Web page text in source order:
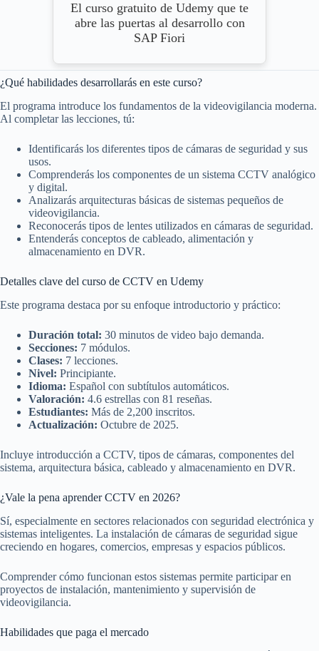
El curso gratuito de Udemy que te
abre las puertas al desarrollo con
SAP Fiori
¿Qué habilidades desarrollarás en este curso?
El programa introduce los fundamentos de la videovigilancia moderna.
Al completar las lecciones, tú:
Identificarás los diferentes tipos de cámaras de seguridad y sus
usos.
Comprenderás los componentes de un sistema CCTV analógico
y digital.
Analizarás arquitecturas básicas de sistemas pequeños de
videovigilancia.
Reconocerás tipos de lentes utilizados en cámaras de seguridad.
Entenderás conceptos de cableado, alimentación y
almacenamiento en DVR.
Detalles clave del curso de CCTV en Udemy
Este programa destaca por su enfoque introductorio y práctico:
Duración total: 30 minutos de video bajo demanda.
Secciones: 7 módulos.
Clases: 7 lecciones.
Nivel: Principiante.
Idioma: Español con subtítulos automáticos.
Valoración: 4.6 estrellas con 81 reseñas.
Estudiantes: Más de 2,200 inscritos.
Actualización: Octubre de 2025.
Incluye introducción a CCTV, tipos de cámaras, componentes del
sistema, arquitectura básica, cableado y almacenamiento en DVR.
¿Vale la pena aprender CCTV en 2026?
Sí, especialmente en sectores relacionados con seguridad electrónica y
sistemas inteligentes. La instalación de cámaras de seguridad sigue
creciendo en hogares, comercios, empresas y espacios públicos.
Comprender cómo funcionan estos sistemas permite participar en
proyectos de instalación, mantenimiento y supervisión de
videovigilancia.
Habilidades que paga el mercado